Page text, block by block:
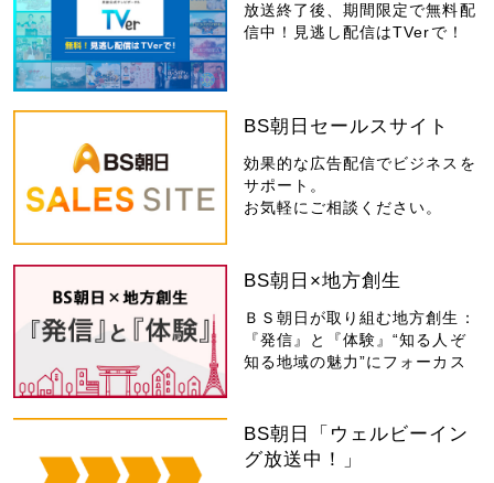
放送終了後、期間限定で無料配
信中！見逃し配信はTVerで！
BS朝日セールスサイト
効果的な広告配信でビジネスを
サポート。
お気軽にご相談ください。
BS朝日×地方創生
ＢＳ朝日が取り組む地方創生：
『発信』と『体験』“知る人ぞ
知る地域の魅力”にフォーカス
BS朝日「ウェルビーイン
グ放送中！」